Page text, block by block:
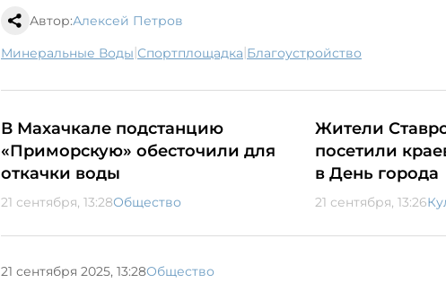
Автор:Алексей Петров
Минеральные Воды| спортплощадка| благоустройство
В Махачкале подстанцию
«Приморскую» обесточили для
откачки воды
21 сентября, 13:28Общество
Жители
посетили
в День города
21 сентября, 13:26
21 сентября 2025, 13:28Общество